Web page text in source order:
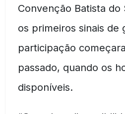
Convenção Batista do
os primeiros sinais de
participação
passado, quando os
disponíveis.